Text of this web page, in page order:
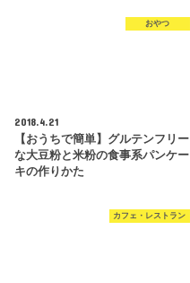
おやつ
2018.4.21
【おうちで簡単】グルテンフリー
な大豆粉と米粉の食事系パンケー
キの作りかた
カフェ・レストラン